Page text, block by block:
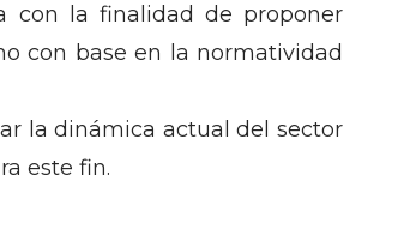
con la finalidad de proponer
con base en la normatividad
la dinámica actual del sector
este fin.